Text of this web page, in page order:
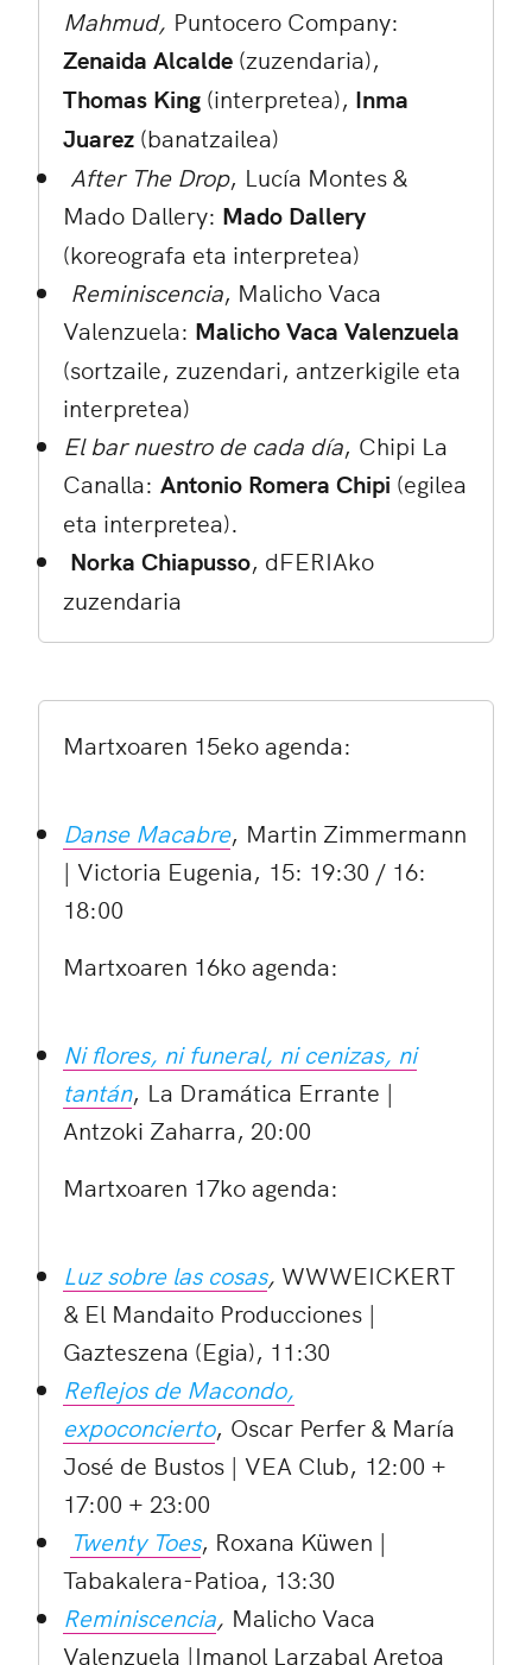
Mahmud, Puntocero Company:
Zenaida Alcalde (zuzendaria),
Thomas King (interpretea), Inma
Juarez (banatzailea)
After The Drop, Lucía Montes &
Mado Dallery: Mado Dallery
(koreografa eta interpretea)
Reminiscencia, Malicho Vaca
Valenzuela: Malicho Vaca Valenzuela
(sortzaile, zuzendari, antzerkigile eta
interpretea)
El bar nuestro de cada día, Chipi La
Canalla: Antonio Romera Chipi (egilea
eta interpretea).
Norka Chiapusso, dFERIAko
zuzendaria
Martxoaren 15eko agenda:
Danse Macabre, Martin Zimmermann
| Victoria Eugenia, 15: 19:30 / 16:
18:00
Martxoaren 16ko agenda:
Ni flores, ni funeral, ni cenizas, ni
tantán, La Dramática Errante |
Antzoki Zaharra, 20:00
Martxoaren 17ko agenda:
Luz sobre las cosas, WWWEICKERT
& El Mandaito Producciones |
Gazteszena (Egia), 11:30
Reflejos de Macondo,
expoconcierto, Oscar Perfer & María
José de Bustos | VEA Club, 12:00 +
17:00 + 23:00
Twenty Toes, Roxana Küwen |
Tabakalera-Patioa, 13:30
Reminiscencia, Malicho Vaca
Valenzuela |Imanol Larzabal Aretoa